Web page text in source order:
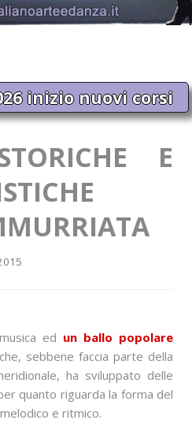
inizio nuovi corsi
E
ed un ballo popolare
sebbene faccia parte della
ha sviluppato delle
quanto riguarda la forma del
e ritmico.